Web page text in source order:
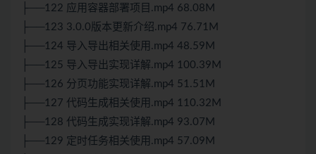
├──122 应用容器部署项目.mp4 68.08M
├──123 3.0.0版本更新介绍.mp4 76.71M
├──124 导入导出相关使用.mp4 48.59M
├──125 导入导出实现详解.mp4 100.39M
├──126 分页功能实现详解.mp4 51.51M
├──127 代码生成相关使用.mp4 110.32M
├──128 代码生成实现详解.mp4 93.07M
├──129 定时任务相关使用.mp4 57.09M